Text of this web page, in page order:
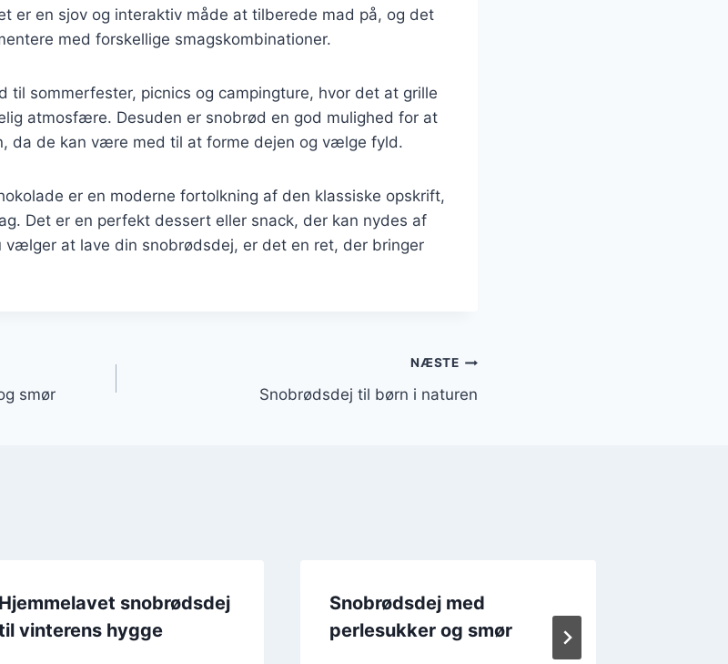
er en sjov og interaktiv måde at tilberede mad på, og det
med forskellige smagskombinationer.
til sommerfester, picnics og campingture, hvor det at grille
atmosfære. Desuden er snobrød en god mulighed for at
da de kan være med til at forme dejen og vælge fyld.
er en moderne fortolkning af den klassiske opskrift,
Det er en perfekt dessert eller snack, der kan nydes af
vælger at lave din snobrødsdej, er det en ret, der bringer
smør
NÆSTE
Snobrødsdej til børn i naturen
Hjemmelavet snobrødsdej
vinterens hygge
Snobrødsdej med
perlesukker og smør